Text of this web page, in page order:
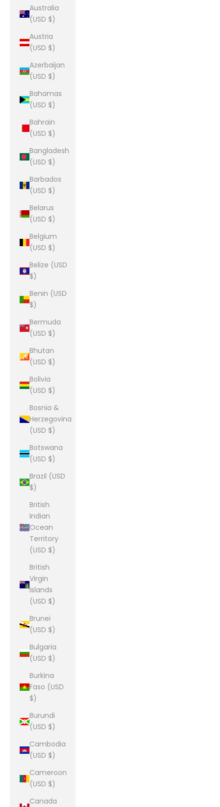
Australia
(USD $)
Austria
(USD $)
Azerbaijan
(USD $)
Bahamas
(USD $)
Bahrain
(USD $)
Bangladesh
(USD $)
Barbados
(USD $)
Belarus
(USD $)
Belgium
(USD $)
Belize (USD
$)
Benin (USD
$)
Bermuda
(USD $)
Bhutan
(USD $)
Bolivia
(USD $)
Bosnia &
Herzegovina
(USD $)
Botswana
(USD $)
Brazil (USD
$)
British
Indian
Ocean
Territory
(USD $)
British
Virgin
Islands
(USD $)
Brunei
(USD $)
Bulgaria
(USD $)
Burkina
Faso (USD
$)
Burundi
(USD $)
Cambodia
(USD $)
Cameroon
(USD $)
Canada